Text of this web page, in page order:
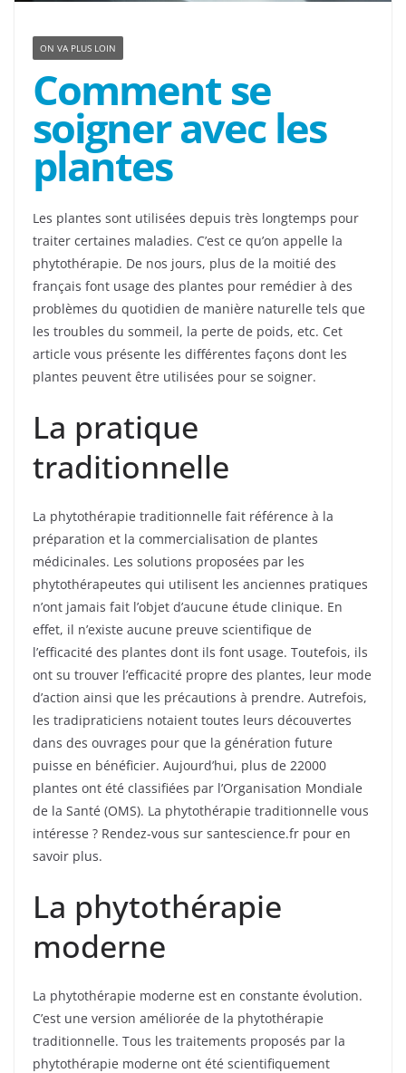
ON VA PLUS LOIN
Comment se
soigner avec les
plantes
Les plantes sont utilisées depuis très longtemps pour
traiter certaines maladies. C’est ce qu’on appelle la
phytothérapie. De nos jours, plus de la moitié des
français font usage des plantes pour remédier à des
problèmes du quotidien de manière naturelle tels que
les troubles du sommeil, la perte de poids, etc. Cet
article vous présente les différentes façons dont les
plantes peuvent être utilisées pour se soigner.
La pratique
traditionnelle
La phytothérapie traditionnelle fait référence à la
préparation et la commercialisation de plantes
médicinales. Les solutions proposées par les
phytothérapeutes qui utilisent les anciennes pratiques
n’ont jamais fait l’objet d’aucune étude clinique. En
effet, il n’existe aucune preuve scientifique de
l’efficacité des plantes dont ils font usage. Toutefois, ils
ont su trouver l’efficacité propre des plantes, leur mode
d’action ainsi que les précautions à prendre. Autrefois,
les tradipraticiens notaient toutes leurs découvertes
dans des ouvrages pour que la génération future
puisse en bénéficier. Aujourd’hui, plus de 22000
plantes ont été classifiées par l’Organisation Mondiale
de la Santé (OMS). La phytothérapie traditionnelle vous
intéresse ? Rendez-vous sur santescience.fr pour en
savoir plus.
La phytothérapie
moderne
La phytothérapie moderne est en constante évolution.
C’est une version améliorée de la phytothérapie
traditionnelle. Tous les traitements proposés par la
phytothérapie moderne ont été scientifiquement